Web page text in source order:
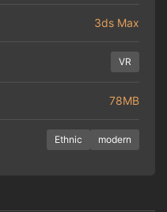
3ds Max
VR
78MB
Ethnic modern